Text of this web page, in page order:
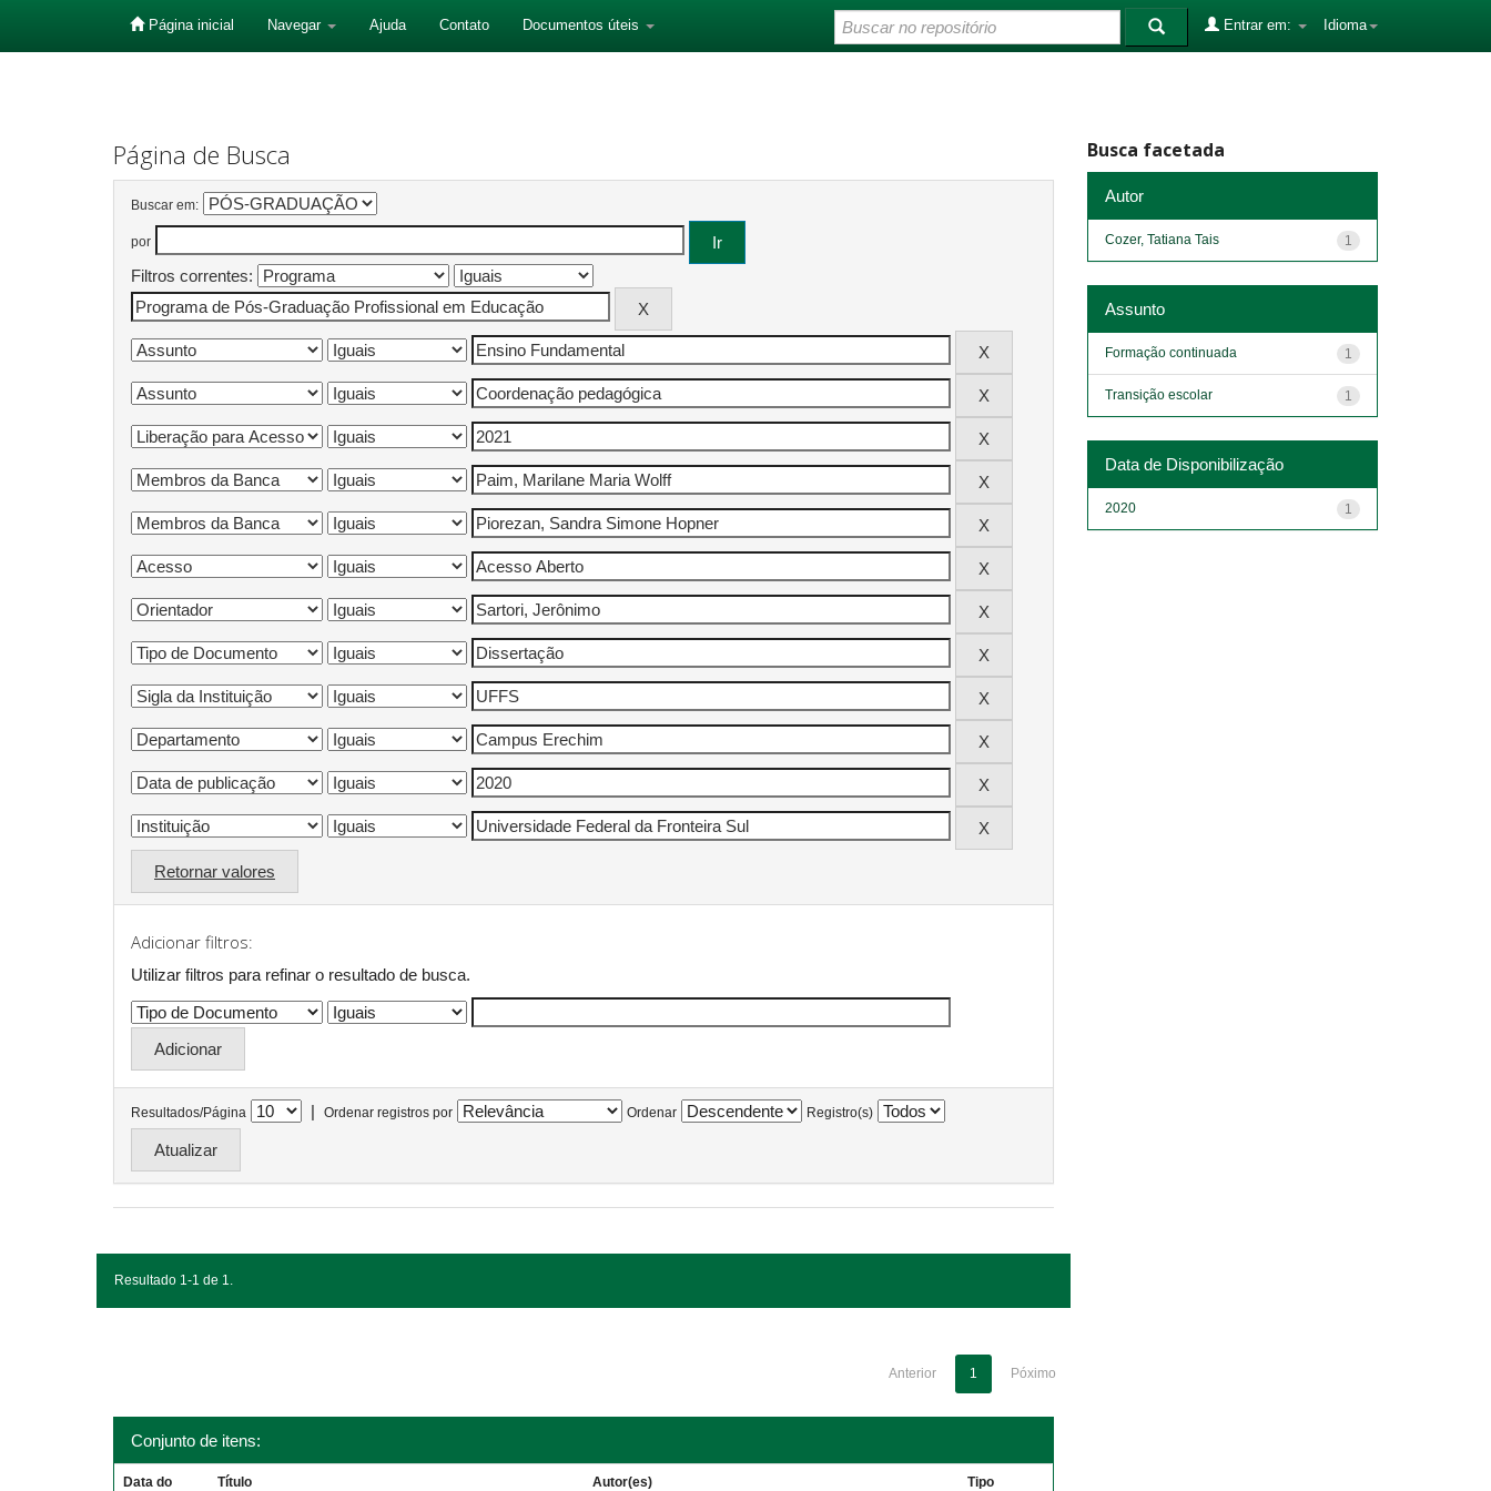
Página inicial Navegar Ajuda Contato Documentos úteis Idioma
Entrar em:
Página de Busca
Buscar em:
por
Filtros correntes:
Retornar valores
Adicionar filtros:
Utilizar filtros para refinar o resultado de busca.
Resultados/Página | Ordenar registros por Ordenar Registro(s)
Resultado 1-1 de 1.
Anterior 1 Póximo
Conjunto de itens:
Data do Título Autor(es) Tipo
Busca facetada
Autor
1
Cozer, Tatiana Tais
Assunto
1
Formação continuada
1
Transição escolar
Data de Disponibilização
1
2020